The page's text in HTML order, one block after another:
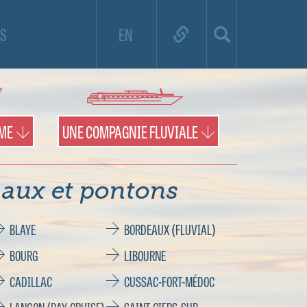
EN
de croisière et utilisez la carte pour
territoires et les pontons.
UNE COMPAGNIE FLUVIALE
et pontons
BLAYE
BORDEAUX (FLUVIAL)
BOURG
LIBOURNE
CADILLAC
CUSSAC-FORT-MÉDOC